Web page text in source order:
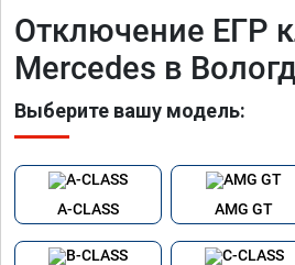
Отключение ЕГР
Mercedes в
Выберите вашу модель:
A-CLASS AMG GT